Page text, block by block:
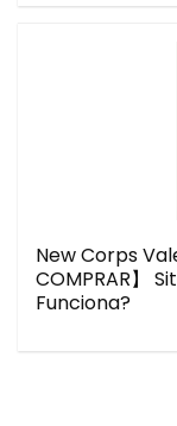
New Corps
COMPRAR】
Funciona?